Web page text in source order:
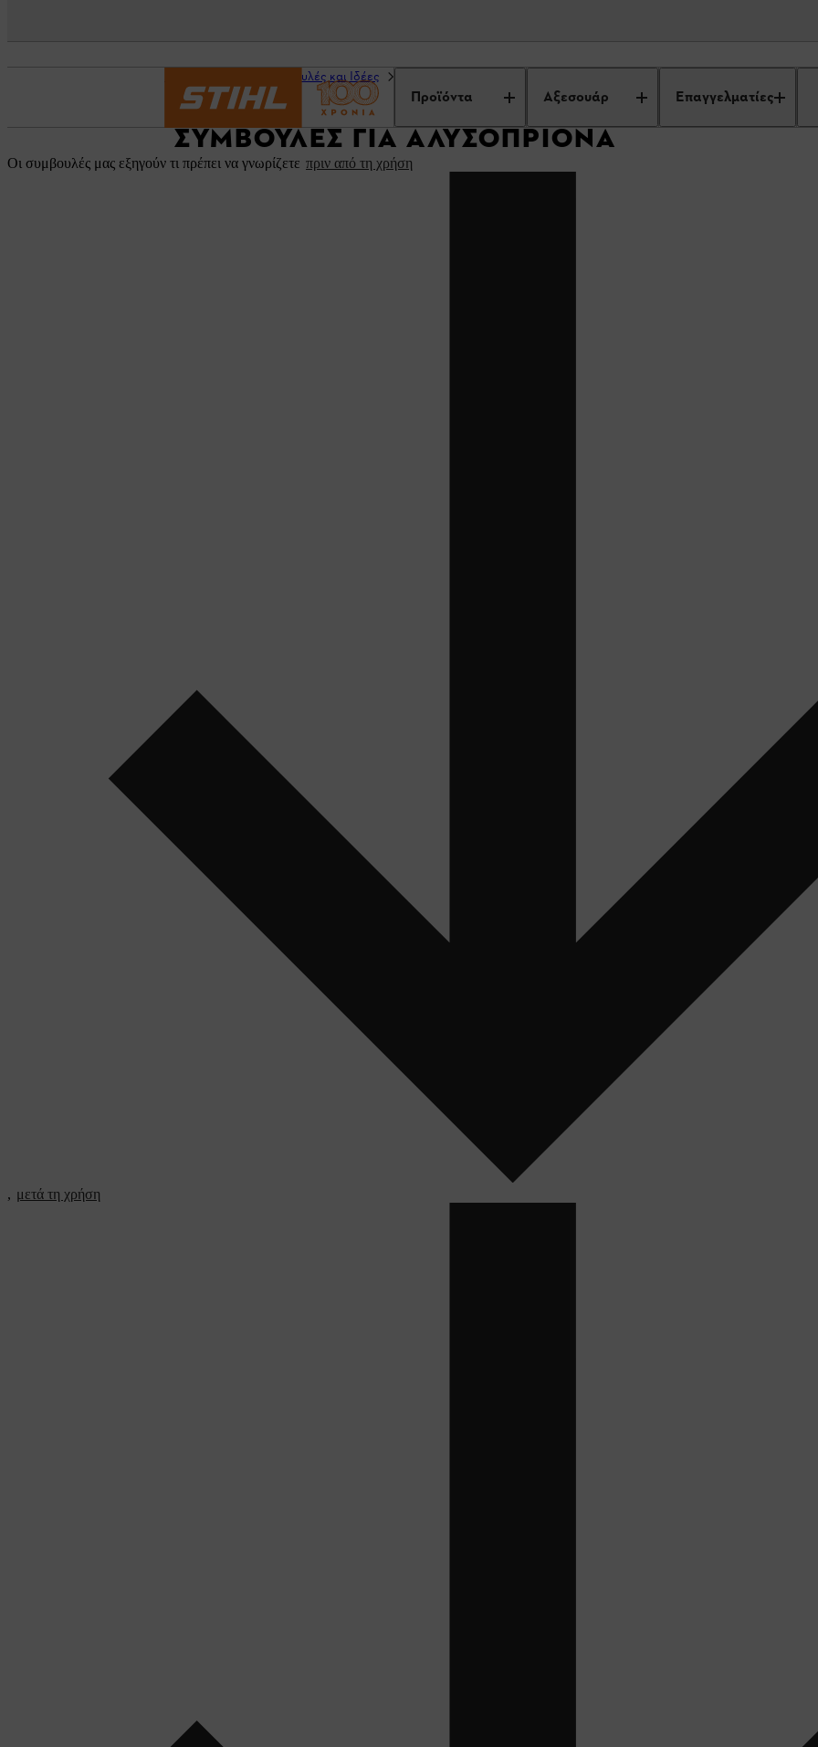
Προϊόντα Αξεσουάρ Επαγγελματίες
Συμβουλές και Ιδέες Συμβουλές για
ΣΥΜΒΟΥΛΈΣ ΓΙΑ ΑΛΥΣΟΠΡΊΟΝΑ
Οι συμβουλές μας εξηγούν τι πρέπει να γνωρίζετε πριν από τη χρήση
, μετά τη χρήση